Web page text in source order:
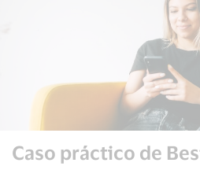
Caso práctico de